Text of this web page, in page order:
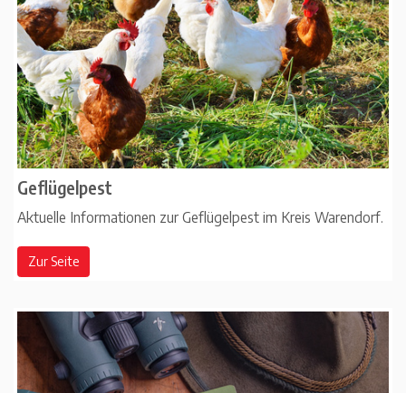
Geflügelpest
Aktuelle Informationen zur Geflügelpest im Kreis Warendorf.
Zur Seite